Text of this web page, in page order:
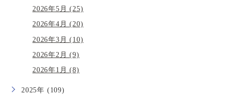
2026年5月 (25)
2026年4月 (20)
2026年3月 (10)
2026年2月 (9)
2026年1月 (8)
2025年 (109)